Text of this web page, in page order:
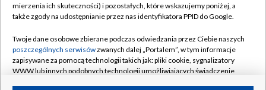
Naziemna Telewizja Cyfrowa
Rada Programowa
System NOS
Informacje o nadawcy
Pomoc
Kontakt
mierzenia ich skuteczności) i pozostałych, które wskazujemy poniżej, a
także zgody na udostępnianie przez nas identyfikatora PPID do Google.
Twoje dane osobowe zbierane podczas odwiedzania przez Ciebie naszych
poszczególnych serwisówzwanych dalej „Portalem”, w tym informacje
zapisywane za pomocą technologii takich jak: pliki cookie, sygnalizatory
WWW lub innych podobnych technologii umożliwiających świadczenie